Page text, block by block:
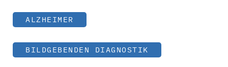
ALZHEIMER
BILDGEBENDEN DIAGNOSTIK